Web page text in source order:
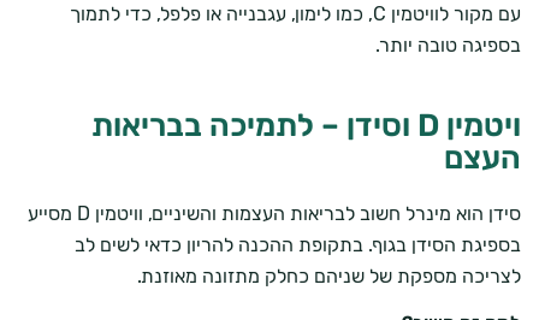
עם מקור לוויטמין C, כמו לימון, עגבנייה או פלפל, כדי לתמוך
בספיגה טובה יותר.
ויטמין D וסידן – לתמיכה בבריאות
העצם
סידן הוא מינרל חשוב לבריאות העצמות והשיניים, וויטמין D מסייע
בספיגת הסידן בגוף. בתקופת ההכנה להריון כדאי לשים לב
לצריכה מספקת של שניהם כחלק מתזונה מאוזנת.